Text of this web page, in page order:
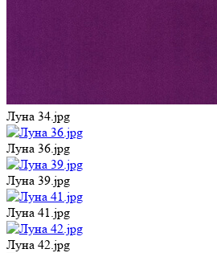
Луна 34.jpg
Луна 36.jpg
Луна 39.jpg
Луна 41.jpg
Луна 42.jpg